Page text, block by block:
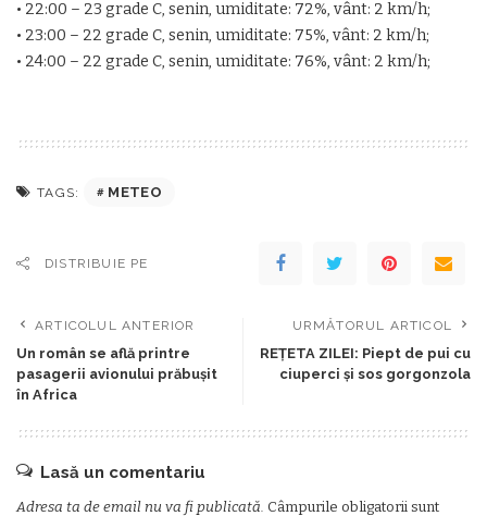
• 22:00 – 23 grade C, senin, umiditate: 72%, vânt: 2 km/h;
• 23:00 – 22 grade C, senin, umiditate: 75%, vânt: 2 km/h;
• 24:00 – 22 grade C, senin, umiditate: 76%, vânt: 2 km/h;
TAGS: METEO
DISTRIBUIE PE
ARTICOLUL ANTERIOR
Un român se află printre
pasagerii avionului prăbușit
în Africa
URMĂTORUL ARTICOL
REŢETA ZILEI: Piept de pui cu
ciuperci şi sos gorgonzola
Lasă un comentariu
Adresa ta de email nu va fi publicată. Câmpurile obligatorii sunt